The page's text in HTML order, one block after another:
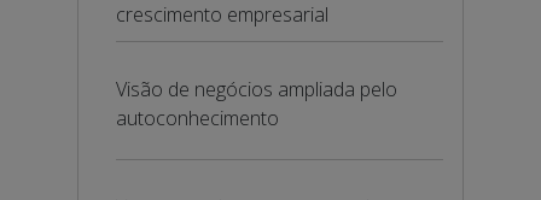
crescimento empresarial
Visão de negócios ampliada pelo
autoconhecimento